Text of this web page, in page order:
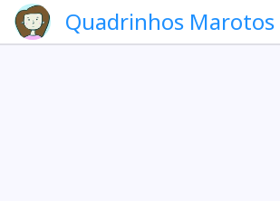
Quadrinhos Marotos